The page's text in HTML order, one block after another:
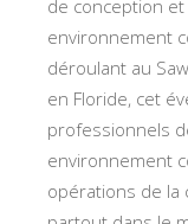
de conception et
environnement
déroulant au
en Floride, cet
professionnels
environnement
opérations de la